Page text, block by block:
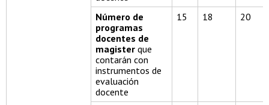
Número de
programas
docentes de
magister que
contarán con
instrumentos de
evaluación
docente
15 18 20